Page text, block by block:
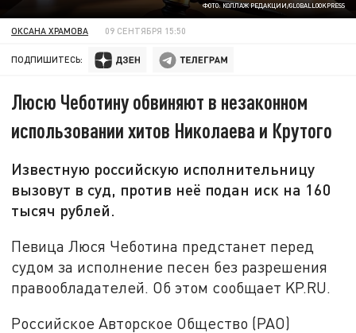
ФОТО: КОЛЛАЖ РЕДАКЦИИ/GLOBALLOOKPRESS
ОКСАНА ХРАМОВА 09 СЕНТЯБРЯ 15:50
ПОДПИШИТЕСЬ:
Люсю Чеботину обвиняют в незаконном
использовании хитов Николаева и Крутого
Известную российскую исполнительницу
вызовут в суд, против неё подан иск на 160
тысяч рублей.
Певица Люся Чеботина предстанет перед
судом за исполнение песен без разрешения
правообладателей. Об этом сообщает KP.RU.
Российское Авторское Общество (РАО)